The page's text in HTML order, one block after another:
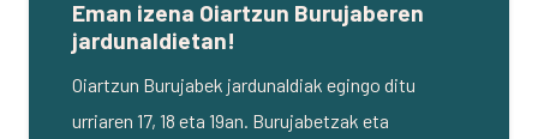
Eman izena Oiartzun Burujaberen
jardunaldietan!
Oiartzun Burujabek jardunaldiak egingo ditu
urriaren 17, 18 eta 19an. Burujabetzak eta